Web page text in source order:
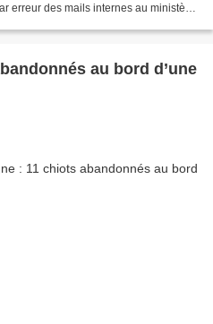
erreur des mails internes au ministère,
au bord d’une